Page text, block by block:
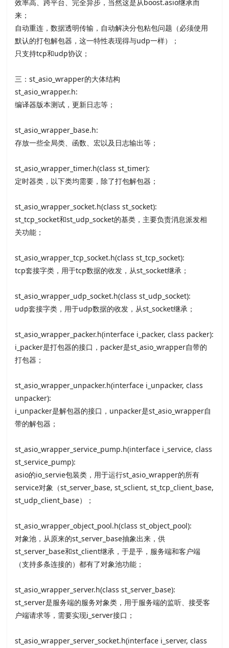
效率高、跨平台、完全异步，当然这是从boost.asio继承而
来；
自动重连，数据透明传输，自动解决分包粘包问题（必须使用
默认的打包解包器，这一特性表现得与udp一样）；
只支持tcp和udp协议；
三：st_asio_wrapper的大体结构
st_asio_wrapper.h:
编译器版本测试，更新日志等；
st_asio_wrapper_base.h:
存放一些全局类、函数、宏以及日志输出等；
st_asio_wrapper_timer.h(class st_timer):
定时器类，以下类均需要，除了打包解包器；
st_asio_wrapper_socket.h(class st_socket):
st_tcp_socket和st_udp_socket的基类，主要负责消息派发相
关功能；
st_asio_wrapper_tcp_socket.h(class st_tcp_socket):
tcp套接字类，用于tcp数据的收发，从st_socket继承；
st_asio_wrapper_udp_socket.h(class st_udp_socket):
udp套接字类，用于udp数据的收发，从st_socket继承；
st_asio_wrapper_packer.h(interface i_packer, class packer):
i_packer是打包器的接口，packer是st_asio_wrapper自带的
打包器；
st_asio_wrapper_unpacker.h(interface i_unpacker, class
unpacker):
i_unpacker是解包器的接口，unpacker是st_asio_wrapper自
带的解包器；
st_asio_wrapper_service_pump.h(interface i_service, class
st_service_pump):
asio的io_servie包装类，用于运行st_asio_wrapper的所有
service对象（st_server_base, st_sclient, st_tcp_client_base,
st_udp_client_base）；
st_asio_wrapper_object_pool.h(class st_object_pool):
对象池，从原来的st_server_base抽象出来，供
st_server_base和st_client继承，于是乎，服务端和客户端
（支持多条连接的）都有了对象池功能；
st_asio_wrapper_server.h(class st_server_base):
st_server是服务端的服务对象类，用于服务端的监听、接受客
户端请求等，需要实现i_server接口；
st_asio_wrapper_server_socket.h(interface i_server, class